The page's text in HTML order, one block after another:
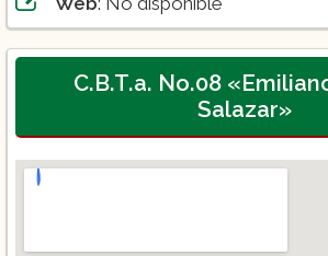
C.B.T.a. No.08
Salazar»